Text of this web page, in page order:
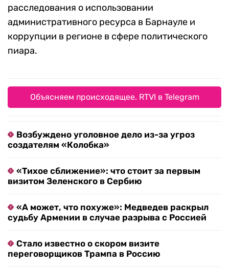
расследования о использовании
административного ресурса в Барнауле и
коррупции в регионе в сфере политического
пиара.
Объясняем происходящее. RTVI в Telegram
Возбуждено уголовное дело из-за угроз
создателям «Колобка»
«Тихое сближение»: что стоит за первым
визитом Зеленского в Сербию
«А может, что похуже»: Медведев раскрыл
судьбу Армении в случае разрыва с Россией
Стало известно о скором визите
переговорщиков Трампа в Россию